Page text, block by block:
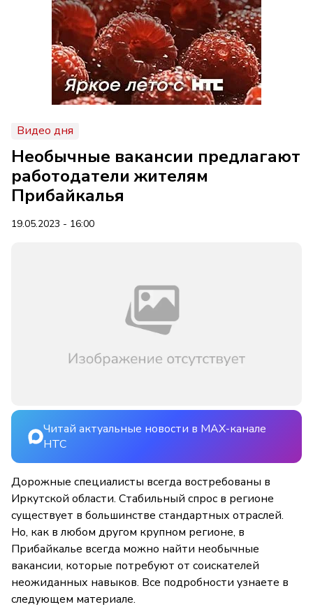
Видео дня
Необычные вакансии предлагают
работодатели жителям
Прибайкалья
19.05.2023 - 16:00
Читай актуальные новости в MAX-канале
НТС
Дорожные специалисты всегда востребованы в
Иркутской области. Стабильный спрос в регионе
существует в большинстве стандартных отраслей.
Но, как в любом другом крупном регионе, в
Прибайкалье всегда можно найти необычные
вакансии, которые потребуют от соискателей
неожиданных навыков. Все подробности узнаете в
следующем материале.